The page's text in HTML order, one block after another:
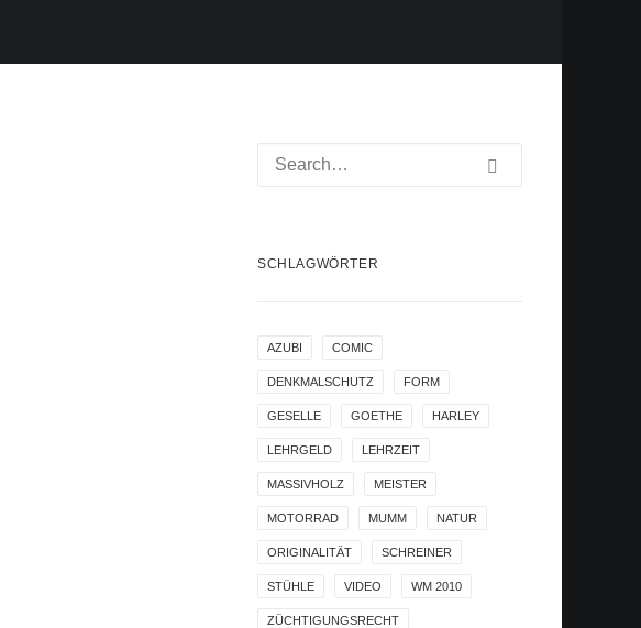
SCHLAGWÖRTER
AZUBI COMIC
DENKMALSCHUTZ FORM
GESELLE GOETHE HARLEY
LEHRGELD LEHRZEIT
MASSIVHOLZ MEISTER
MOTORRAD MUMM NATUR
ORIGINALITÄT SCHREINER
STÜHLE VIDEO WM 2010
ZÜCHTIGUNGSRECHT